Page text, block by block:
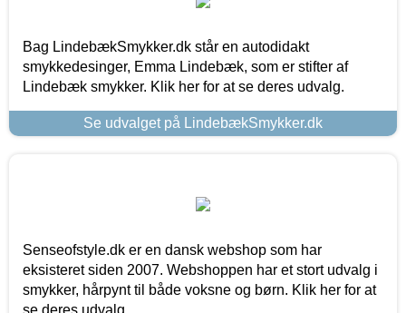
Bag LindebækSmykker.dk står en autodidakt
smykkedesinger, Emma Lindebæk, som er stifter af
Lindebæk smykker. Klik her for at se deres udvalg.
Se udvalget på LindebækSmykker.dk
Senseofstyle.dk er en dansk webshop som har
eksisteret siden 2007. Webshoppen har et stort udvalg i
smykker, hårpynt til både voksne og børn. Klik her for at
se deres udvalg.